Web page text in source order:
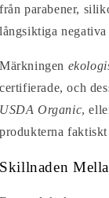
från parabener,
långsiktiga negativa
Märkningen
certifierade, och
USDA Organic,
produkterna
Skillnaden